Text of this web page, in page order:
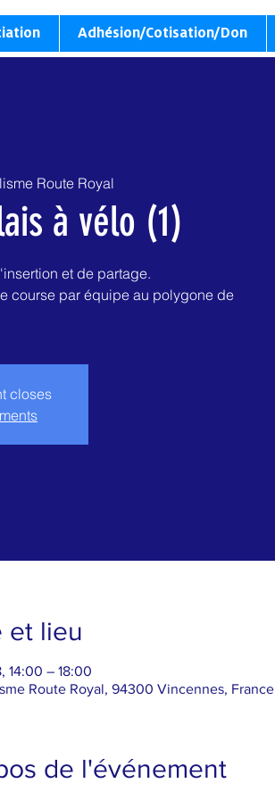
Adhésion/Cotisation/Don
Route Royal
à vélo (1)
et de partage.
course par équipe au polygone de
closes
et lieu
14:00 – 18:00
Route Royal, 94300 Vincennes, France
de l'événement